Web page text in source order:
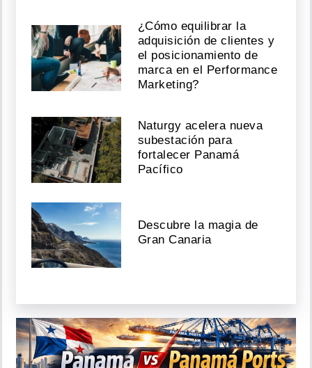
¿Cómo equilibrar la
adquisición de clientes y
el posicionamiento de
marca en el Performance
Marketing?
Naturgy acelera nueva
subestación para
fortalecer Panamá
Pacífico
Descubre la magia de
Gran Canaria